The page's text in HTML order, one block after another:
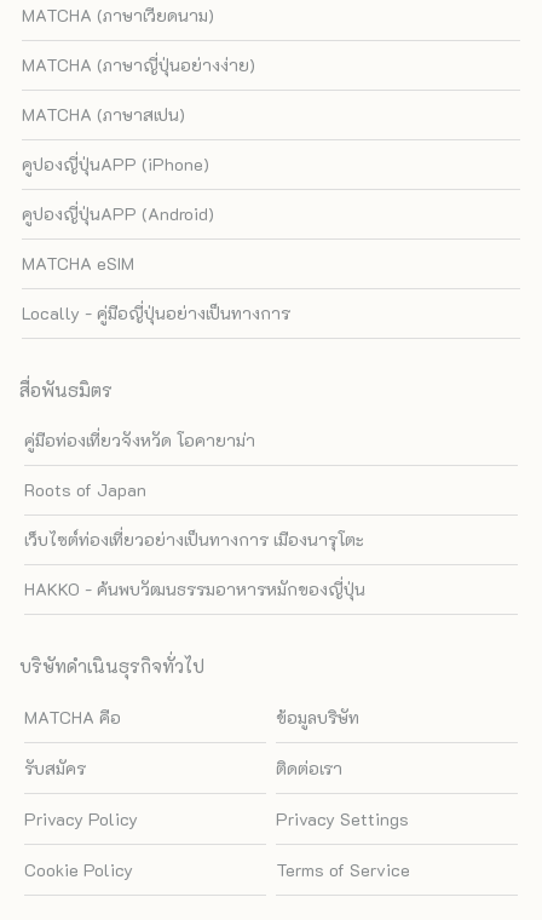
MATCHA (ภาษาเวียดนาม)
MATCHA (ภาษาญี่ปุ่นอย่างง่าย)
MATCHA (ภาษาสเปน)
คูปองญี่ปุ่นAPP (iPhone)
คูปองญี่ปุ่นAPP (Android)
MATCHA eSIM
Locally - คู่มือญี่ปุ่นอย่างเป็นทางการ
สื่อพันธมิตร
คู่มือท่องเที่ยวจังหวัด โอคายาม่า
Roots of Japan
เว็บไซต์ท่องเที่ยวอย่างเป็นทางการ เมืองนารุโตะ
HAKKO - ค้นพบวัฒนธรรมอาหารหมักของญี่ปุ่น
บริษัทดำเนินธุรกิจทั่วไป
MATCHA คือ ข้อมูลบริษัท
รับสมัคร ติดต่อเรา
Privacy Policy Privacy Settings
Cookie Policy Terms of Service